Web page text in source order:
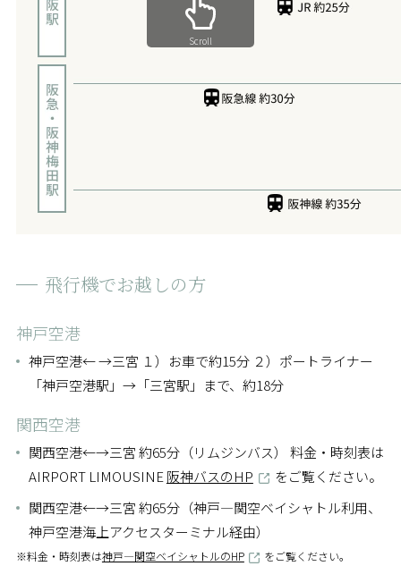
Scroll
飛行機でお越しの方
神戸空港
神戸空港← →三宮 １）お車で約15分 ２）ポートライナー
「神戸空港駅」→「三宮駅」まで、約18分
関西空港
関西空港←→三宮 約65分（リムジンバス） 料金・時刻表は
AIRPORT LIMOUSINE阪神バスのHP
をご覧ください。
関西空港←→三宮 約65分（神戸―関空ベイシャトル利用、
神戸空港海上アクセスターミナル経由）
※料金・時刻表は神戸―関空ベイシャトルのHP をご覧ください。